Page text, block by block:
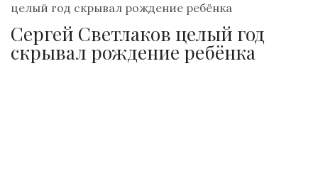
целый год скрывал рождение ребёнка
Сергей Светлаков целый год
скрывал рождение ребёнка